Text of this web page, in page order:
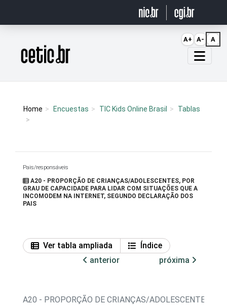
Página inicial
Home Encuestas TIC Kids Online Brasil Tablas
Pais/responsáveis
A20 - PROPORÇÃO DE CRIANÇAS/ADOLESCENTES, POR
GRAU DE CAPACIDADE PARA LIDAR COM SITUAÇÕES QUE A
INCOMODEM NA INTERNET, SEGUNDO DECLARAÇÃO DOS
PAIS
Ver tabla ampliada
Índice
anterior
próxima
A20 - PROPORÇÃO DE CRIANÇAS/ADOLESCENTES,
A+ A- A